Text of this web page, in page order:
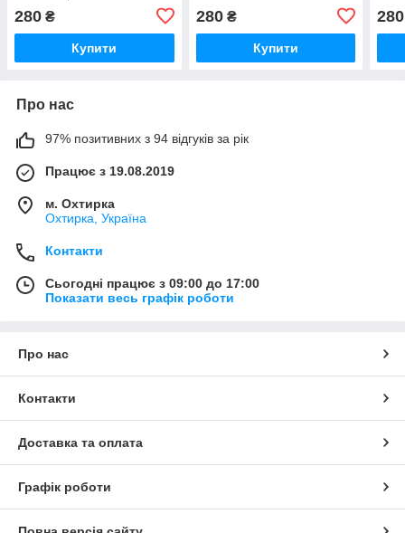
280 ₴
Купити
280₴
Купити
280
Про нас
97% позитивних з 94 відгуків за рік
Працює з 19.08.2019
м. Охтирка
Охтирка, Україна
Контакти
Сьогодні працює з 09:00 до 17:00
Показати весь графік роботи
Про нас
Контакти
Доставка та оплата
Графік роботи